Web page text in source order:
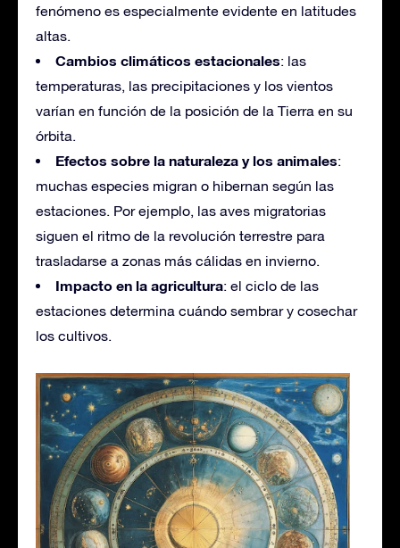
fenómeno es especialmente evidente en latitudes
altas.
Cambios climáticos estacionales: las
temperaturas, las precipitaciones y los vientos
varían en función de la posición de la Tierra en su
órbita.
Efectos sobre la naturaleza y los animales:
muchas especies migran o hibernan según las
estaciones. Por ejemplo, las aves migratorias
siguen el ritmo de la revolución terrestre para
trasladarse a zonas más cálidas en invierno.
Impacto en la agricultura: el ciclo de las
estaciones determina cuándo sembrar y cosechar
los cultivos.